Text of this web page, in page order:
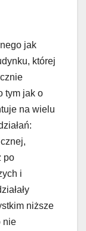
jak
której
tym jak o
na wielu
po
i
niższe
nie